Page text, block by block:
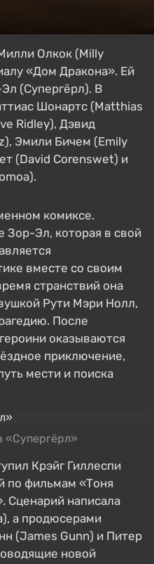
Олкок (Milly
«Дом Дракона». Ей
(Супергёрл). В
Шонартс (Matthias
Ridley), Дэвид
Эмили Бичем (Emily
(David Corenswet) и
комиксе.
Зор-Эл, которая в свой
вместе со своим
странствий она
Рути Мэри Нолл,
После
оказываются
приключение,
мести и поиска
«Супергёрл»
Крэйг Гиллеспи
по фильмам «Тоня
Сценарий написала
а продюсерами
(James Gunn) и Питер
новой